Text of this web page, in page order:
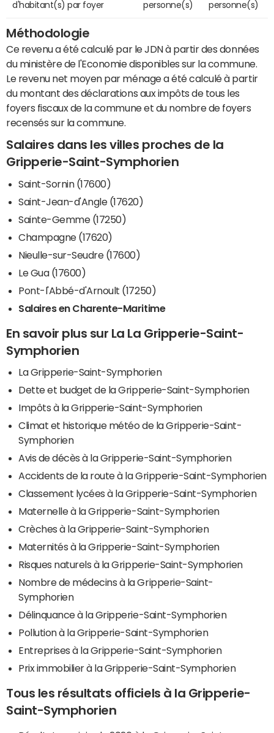
d'habitant(s) par foyer personne(s) personne(s)
Méthodologie
Ce revenu a été calculé par le JDN à partir des données
du ministère de l'Economie disponibles sur la commune.
Le revenu net moyen par ménage a été calculé à partir
du montant des déclarations aux impôts de tous les
foyers fiscaux de la commune et du nombre de foyers
recensés sur la commune.
Salaires dans les villes proches de la
Gripperie-Saint-Symphorien
Saint-Sornin (17600)
Saint-Jean-d'Angle (17620)
Sainte-Gemme (17250)
Champagne (17620)
Nieulle-sur-Seudre (17600)
Le Gua (17600)
Pont-l'Abbé-d'Arnoult (17250)
Salaires en Charente-Maritime
En savoir plus sur La La Gripperie-Saint-
Symphorien
La Gripperie-Saint-Symphorien
Dette et budget de la Gripperie-Saint-Symphorien
Impôts à la Gripperie-Saint-Symphorien
Climat et historique météo de la Gripperie-Saint-
Symphorien
Avis de décès à la Gripperie-Saint-Symphorien
Accidents de la route à la Gripperie-Saint-Symphorien
Classement lycées à la Gripperie-Saint-Symphorien
Maternelle à la Gripperie-Saint-Symphorien
Crèches à la Gripperie-Saint-Symphorien
Maternités à la Gripperie-Saint-Symphorien
Risques naturels à la Gripperie-Saint-Symphorien
Nombre de médecins à la Gripperie-Saint-
Symphorien
Délinquance à la Gripperie-Saint-Symphorien
Pollution à la Gripperie-Saint-Symphorien
Entreprises à la Gripperie-Saint-Symphorien
Prix immobilier à la Gripperie-Saint-Symphorien
Tous les résultats officiels à la Gripperie-
Saint-Symphorien